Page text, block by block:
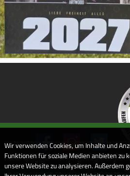
Wir verwenden Cookies, um Inhalte und
Funktionen für soziale Medien anbieten zu
unsere Website zu analysieren. Außerdem